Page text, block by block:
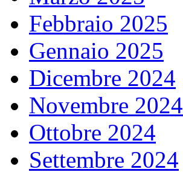
Febbraio 2025
Gennaio 2025
Dicembre 2024
Novembre 2024
Ottobre 2024
Settembre 2024